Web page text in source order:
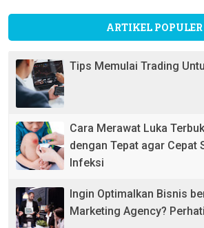
ARTIKEL POPULER
Tips Memulai Trading
Cara Merawat Luka
dengan Tepat agar Cepat
Infeksi
Ingin Optimalkan Bisnis
Marketing Agency?